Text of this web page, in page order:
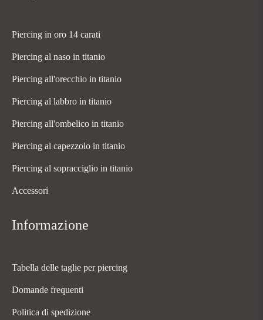
Piercing in oro 14 carati
Piercing al naso in titanio
Piercing all'orecchio in titanio
Piercing al labbro in titanio
Piercing all'ombelico in titanio
Piercing al capezzolo in titanio
Piercing al sopracciglio in titanio
Accessori
Informazione
Tabella delle taglie per piercing
Domande frequenti
Politica di spedizione